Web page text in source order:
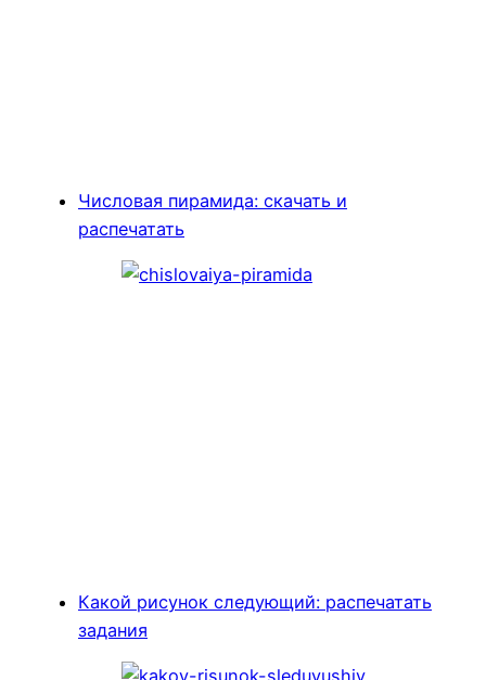
Числовая пирамида: скачать и
распечатать
Какой рисунок следующий: распечатать
задания